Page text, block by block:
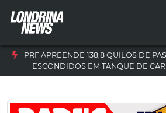
PRF APREENDE 138,8 QUILOS DE
ESCONDIDOS EM TANQUE DE